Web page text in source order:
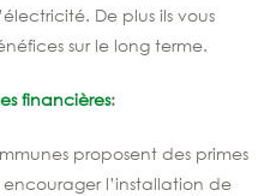
De plus ils vous
sur le long terme.
financières:
proposent des primes
l’installation de